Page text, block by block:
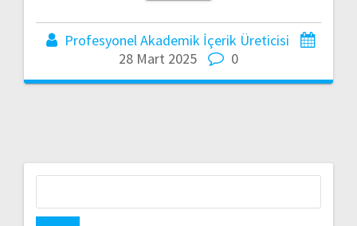
Profesyonel Akademik İçerik Üreticisi
28 Mart 2025
0